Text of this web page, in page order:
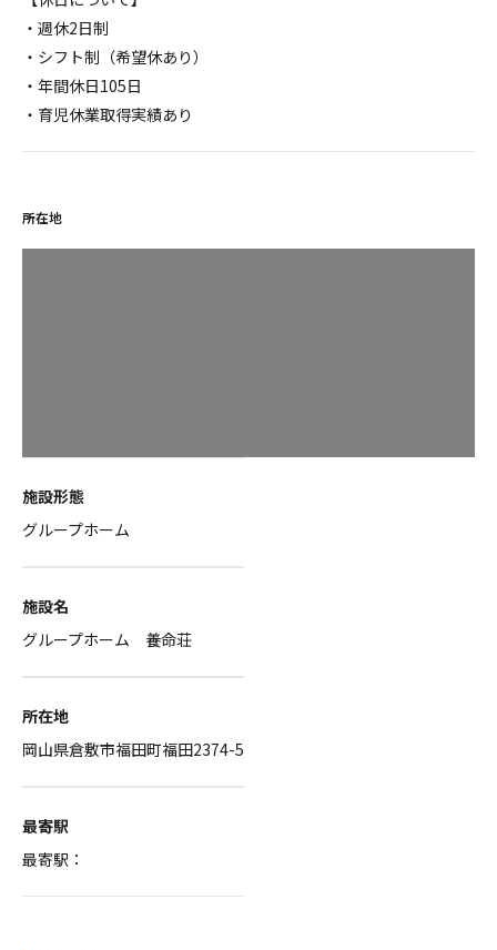
・週休2日制
・シフト制（希望休あり）
・年間休日105日
・育児休業取得実績あり
所在地
施設形態
グループホーム
施設名
グループホーム 養命荘
所在地
岡山県倉敷市福田町福田2374-5
最寄駅
最寄駅：